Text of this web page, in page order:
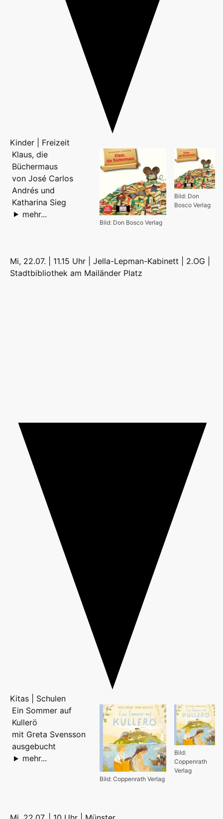
Kinder | Freizeit
Bild: Don
Bosco Verlag
Bild: Don Bosco Verlag
Klaus, die
Büchermaus
von José Carlos
Andrés und
Katharina Sieg
mehr...
Mi, 22.07. | 11.15 Uhr | Jella-Lepman-Kabinett | 2.OG |
Stadtbibliothek am Mailänder Platz
Kitas | Schulen
Bild:
Coppenrath
Verlag
Bild: Coppenrath Verlag
Ein Sommer auf
Kullerö
mit Greta Svensson
ausgebucht
mehr...